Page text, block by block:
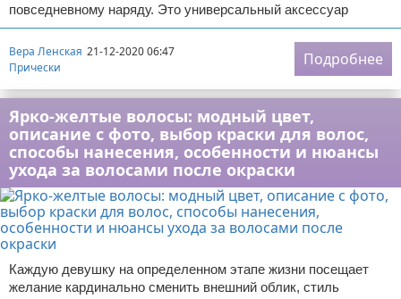
повседневному наряду. Это универсальный аксессуар
Вера Ленская 21-12-2020 06:47
Прически
Подробнее
Ярко-желтые волосы: модный цвет,
описание с фото, выбор краски для волос,
способы нанесения, особенности и нюансы
ухода за волосами после окраски
Каждую девушку на определенном этапе жизни посещает
желание кардинально сменить внешний облик, стиль